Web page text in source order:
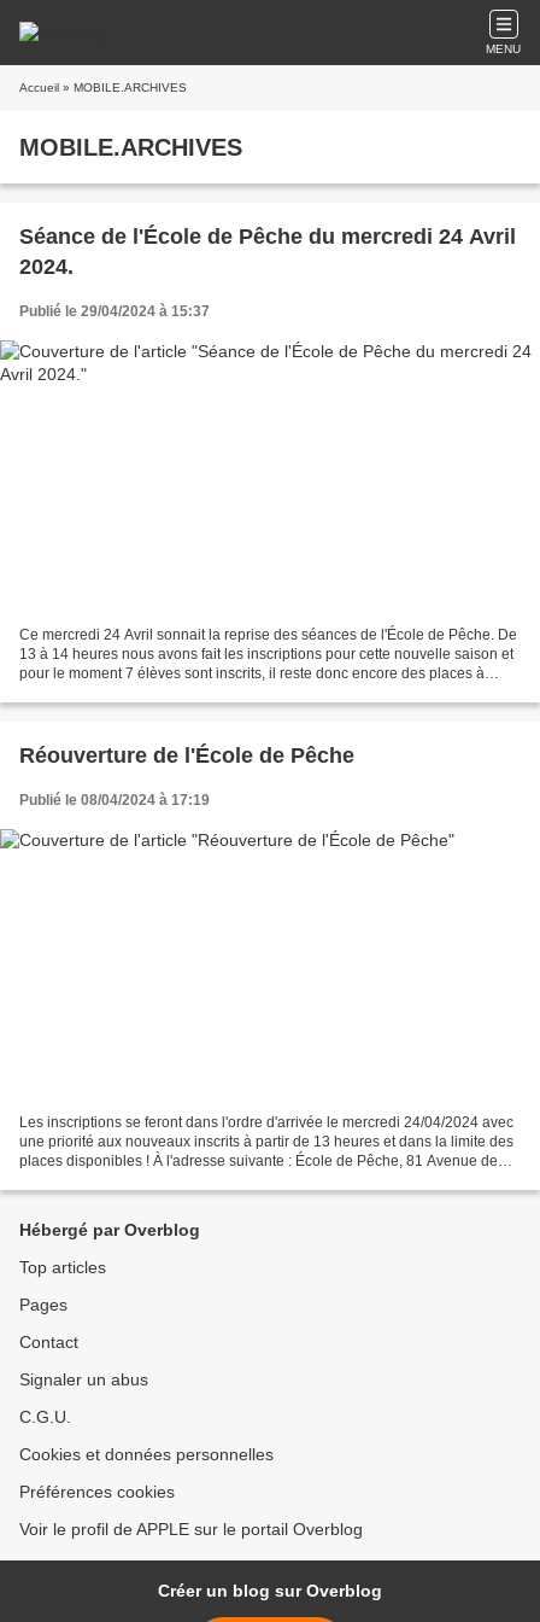
MENU
Accueil » MOBILE.ARCHIVES
MOBILE.ARCHIVES
Séance de l'École de Pêche du mercredi 24 Avril
2024.
Publié le 29/04/2024 à 15:37
Ce mercredi 24 Avril sonnait la reprise des séances de l'École de Pêche. De
13 à 14 heures nous avons fait les inscriptions pour cette nouvelle saison et
pour le moment 7 élèves sont inscrits, il reste donc encore des places à
Réouverture de l'École de Pêche
Publié le 08/04/2024 à 17:19
Les inscriptions se feront dans l'ordre d'arrivée le mercredi 24/04/2024 avec
une priorité aux nouveaux inscrits à partir de 13 heures et dans la limite des
places disponibles ! À l'adresse suivante : École de Pêche, 81 Avenue de
Hébergé par Overblog
Top articles
Pages
Contact
Signaler un abus
C.G.U.
Cookies et données personnelles
Préférences cookies
Voir le profil de APPLE sur le portail Overblog
Créer un blog sur Overblog